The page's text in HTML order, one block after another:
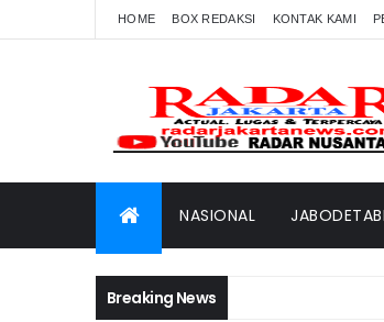
HOME BOX REDAKSI KONTAK KAMI
NASIONAL
Breaking News